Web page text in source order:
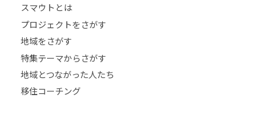
スマウトとは
プロジェクトをさがす
地域をさがす
特集テーマからさがす
地域とつながった人たち
移住コーチング